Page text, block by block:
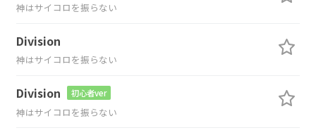
神はサイコロを振らない
Division
神はサイコロを振らない
Division 初心者ver
神はサイコロを振らない